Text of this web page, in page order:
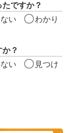
ですか？
い
わかり
？
い
見つけ